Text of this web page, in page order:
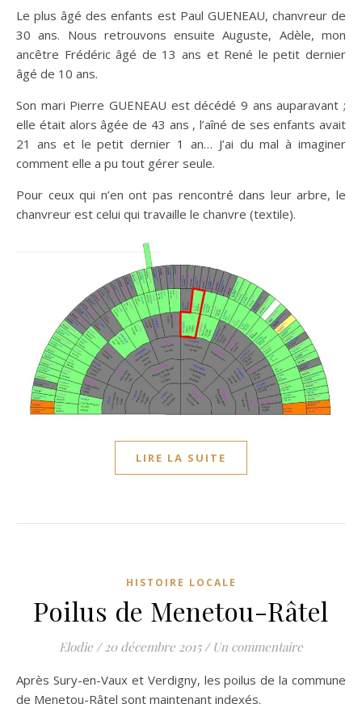
Le plus âgé des enfants est Paul GUENEAU, chanvreur de
30 ans. Nous retrouvons ensuite Auguste, Adèle, mon
ancêtre Frédéric âgé de 13 ans et René le petit dernier
âgé de 10 ans.
Son mari Pierre GUENEAU est décédé 9 ans auparavant ;
elle était alors âgée de 43 ans , l’aîné de ses enfants avait
21 ans et le petit dernier 1 an… J’ai du mal à imaginer
comment elle a pu tout gérer seule.
Pour ceux qui n’en ont pas rencontré dans leur arbre, le
chanvreur est celui qui travaille le chanvre (textile).
LIRE LA SUITE
HISTOIRE LOCALE
Poilus de Menetou-Râtel
Elodie / 20 décembre 2015 / Un commentaire
Après Sury-en-Vaux et Verdigny, les poilus de la commune
de Menetou-Râtel sont maintenant indexés.